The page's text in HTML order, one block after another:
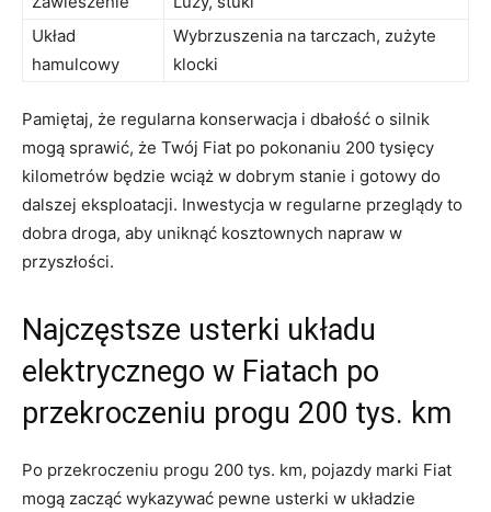
Układ
hamulcowy
Wybrzuszenia na tarczach, zużyte
klocki
Pamiętaj, że regularna konserwacja i dbałość o silnik
mogą sprawić, że Twój Fiat ⁤po pokonaniu 200 tysięcy
kilometrów będzie‍ wciąż w dobrym stanie i gotowy do
dalszej eksploatacji.⁤ Inwestycja w regularne przeglądy to
dobra‌ droga, aby uniknąć kosztownych napraw w
przyszłości.
Najczęstsze usterki układu
elektrycznego w Fiatach ​po
⁤przekroczeniu progu 200 tys. km
Po przekroczeniu progu 200⁤ tys. km,‍ pojazdy marki Fiat
mogą zacząć wykazywać‍ pewne usterki⁢ w układzie